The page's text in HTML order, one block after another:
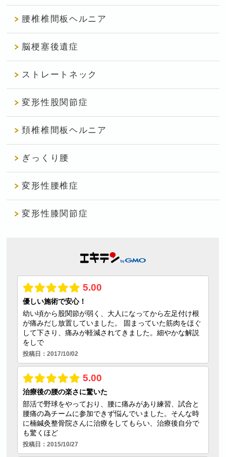
腰椎椎間板ヘルニア
脳梗塞後遺症
ストレートネック
変形性股関節症
頚椎椎間板ヘルニア
ぎっくり腰
変形性腰椎症
変形性膝関節症